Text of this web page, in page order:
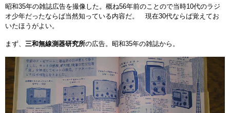
昭和35年の雑誌広告を撮像した。概ね56年前のことので当時10代のラジ
オ少年だったならば当然知っている内容だ。 現在30代ならば覚えてお
いたほうがよい。
まず、 三和無線測器研究所の広告。昭和35年の雑誌から。